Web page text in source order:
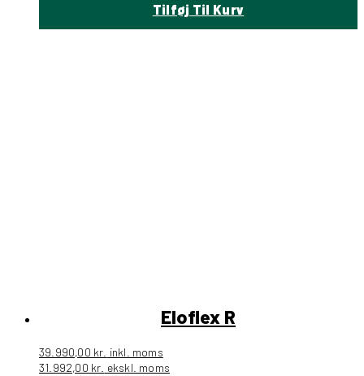
Tilføj Til Kurv
Eloflex R
39.990,00 kr. inkl. moms
31.992,00 kr. ekskl. moms